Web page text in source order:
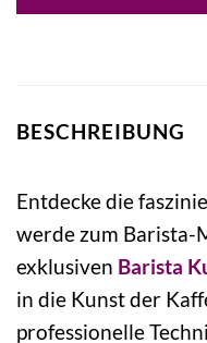
BESCHREIBUNG
Entdecke die
werde zum Barista-
exklusiven Barista
in die Kunst der
professionelle